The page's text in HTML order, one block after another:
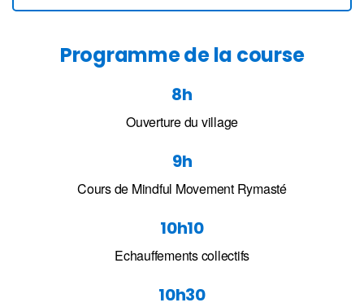
Programme de la course
8h
Ouverture du village
9h
Cours de Mindful Movement Rymasté
10h10
Echauffements collectifs
10h30